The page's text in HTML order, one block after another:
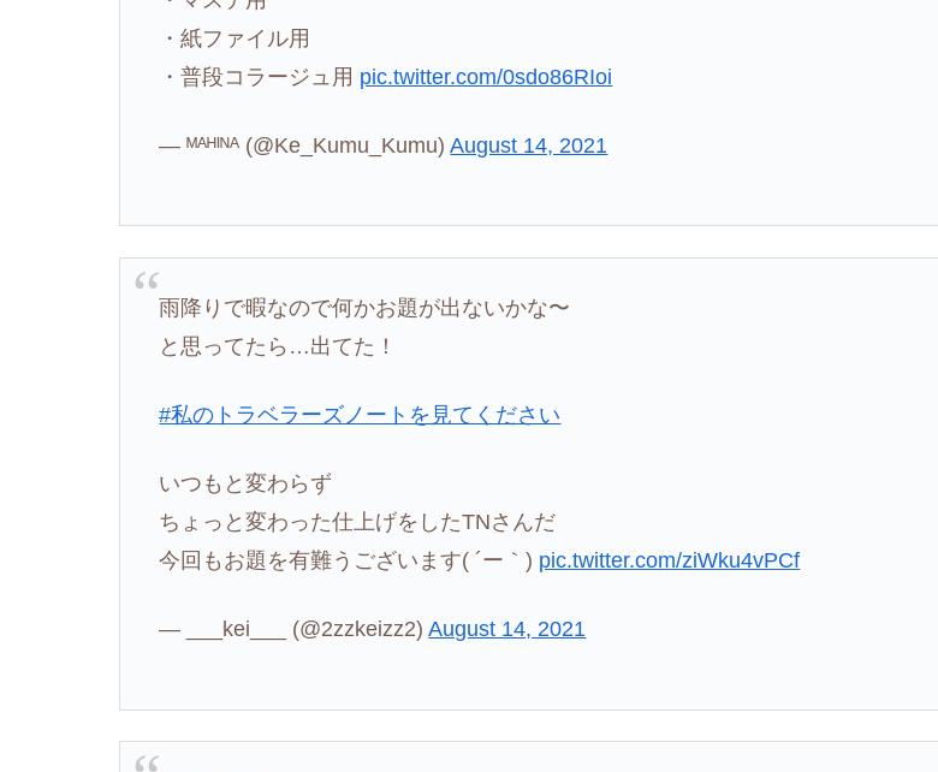
・紙ファイル用
・普段コラージュ用 pic.twitter.com/0sdo86RIoi
— ᴹ‌ᴬ‌ᴴ‌ᴵ‌ᴺ‌ᴬ (@Ke_Kumu_Kumu)August 14, 2021
雨降りで暇なので何かお題が出ないかな〜
と思ってたら…出てた！
#私のトラベラーズノートを見てください
いつもと変わらず
ちょっと変わった仕上げをしたTNさんだ
今回もお題を有難うございます( ´ー｀) pic.twitter.com/ziWku4vPCf
— ___kei___ (@2zzkeizz2)August 14, 2021